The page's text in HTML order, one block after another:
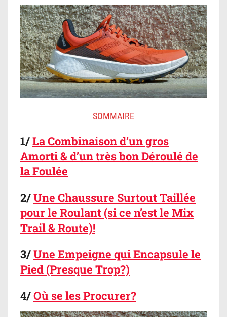
SOMMAIRE
1/La Combinaison d’un gros
Amorti & d’un très bon Déroulé de
la Foulée
2/Une Chaussure Surtout Taillée
pour le Roulant (si ce n’est le Mix
Trail & Route)!
3/Une Empeigne qui Encapsule le
Pied (Presque Trop?)
4/Où se les Procurer?